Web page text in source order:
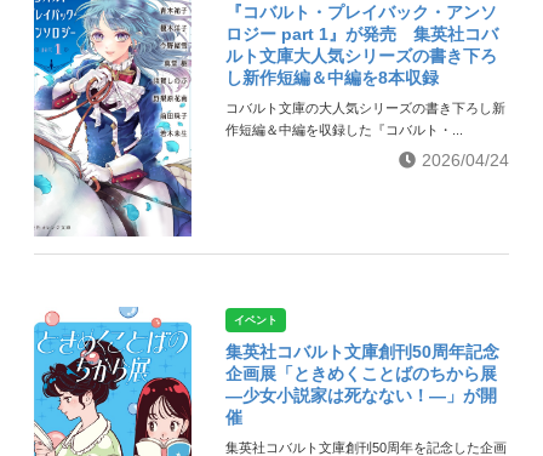
『コバルト・プレイバック・アンソ
ロジー part 1』が発売 集英社コバ
ルト文庫大人気シリーズの書き下ろ
し新作短編＆中編を8本収録
コバルト文庫の大人気シリーズの書き下ろし新
作短編＆中編を収録した『コバルト・...
2026/04/24
イベント
集英社コバルト文庫創刊50周年記念
企画展「ときめくことばのちから展
―少女小説家は死なない！―」が開
催
集英社コバルト文庫創刊50周年を記念した企画